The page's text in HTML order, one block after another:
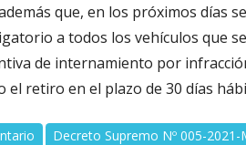
que, en los próximos días
a todos los vehículos que
de internamiento por
el retiro en el plazo de 30 días
Decreto Supremo Nº 005-2021-